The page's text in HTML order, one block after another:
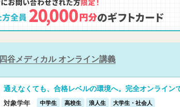
四谷メディカル オンライン講義
通えなくても、合格レベルの環境へ。完全オンライン
対象学年 中学生 高校生 浪人生 大学生・社会人